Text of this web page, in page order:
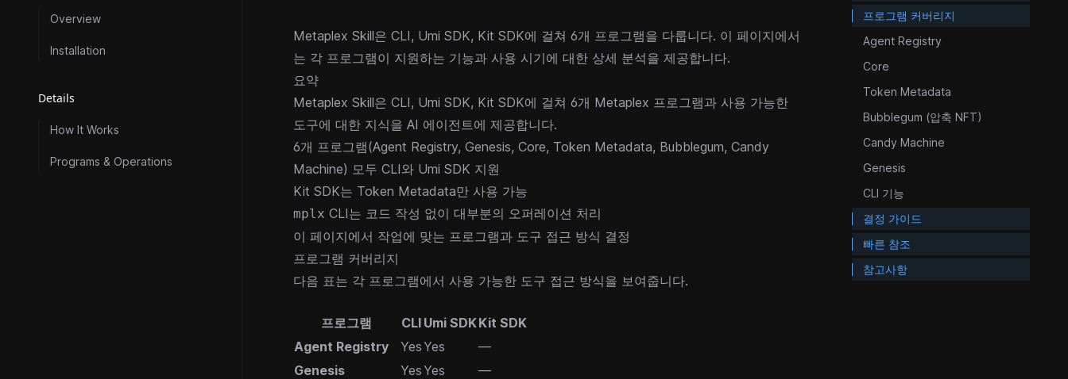
Overview
Installation
Details
How It Works
Programs & Operations
Metaplex Skill은 CLI, Umi SDK, Kit SDK에 걸쳐 6개 프로그램을 다룹니다. 이 페이지에서
는 각 프로그램이 지원하는 기능과 사용 시기에 대한 상세 분석을 제공합니다.
요약
Metaplex Skill은 CLI, Umi SDK, Kit SDK에 걸쳐 6개 Metaplex 프로그램과 사용 가능한
도구에 대한 지식을 AI 에이전트에 제공합니다.
6개 프로그램(Agent Registry, Genesis, Core, Token Metadata, Bubblegum, Candy
Machine) 모두 CLI와 Umi SDK 지원
Kit SDK는 Token Metadata만 사용 가능
mplx CLI는 코드 작성 없이 대부분의 오퍼레이션 처리
이 페이지에서 작업에 맞는 프로그램과 도구 접근 방식 결정
프로그램 커버리지
다음 표는 각 프로그램에서 사용 가능한 도구 접근 방식을 보여줍니다.
프로그램 CLI Umi SDKKit SDK
Agent Registry
YesYes
—
Genesis
YesYes
—
프로그램 커버리지
Agent Registry
Core
Token Metadata
Bubblegum (압축 NFT)
Candy Machine
Genesis
CLI 기능
결정 가이드
빠른 참조
참고사항